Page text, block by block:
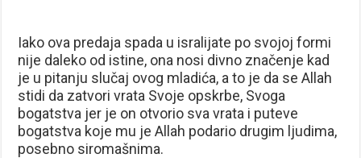
Iako ova predaja spada u isralijate po svojoj formi
nije daleko od istine, ona nosi divno značenje kad
je u pitanju slučaj ovog mladića, a to je da se Allah
stidi da zatvori vrata Svoje opskrbe, Svoga
bogatstva jer je on otvorio sva vrata i puteve
bogatstva koje mu je Allah podario drugim ljudima,
posebno siromašnima.